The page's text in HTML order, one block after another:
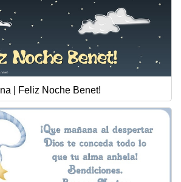
| Feliz Noche Benet!